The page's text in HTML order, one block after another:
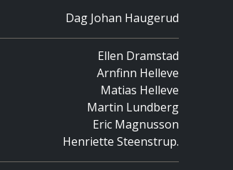
Dag Johan Haugerud
Ellen Dramstad
Arnfinn Helleve
Matias Helleve
Martin Lundberg
Eric Magnusson
Henriette Steenstrup.